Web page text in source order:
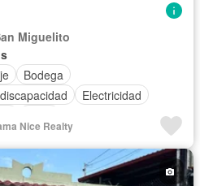
Miguelito
Bodega
Electricidad
Nice Realty